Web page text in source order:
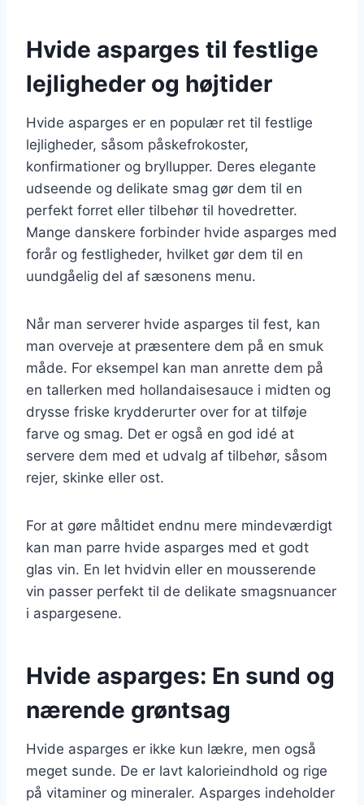
Hvide asparges til festlige
lejligheder og højtider
Hvide asparges er en populær ret til festlige
lejligheder, såsom påskefrokoster,
konfirmationer og bryllupper. Deres elegante
udseende og delikate smag gør dem til en
perfekt forret eller tilbehør til hovedretter.
Mange danskere forbinder hvide asparges med
forår og festligheder, hvilket gør dem til en
uundgåelig del af sæsonens menu.
Når man serverer hvide asparges til fest, kan
man overveje at præsentere dem på en smuk
måde. For eksempel kan man anrette dem på
en tallerken med hollandaisesauce i midten og
drysse friske krydderurter over for at tilføje
farve og smag. Det er også en god idé at
servere dem med et udvalg af tilbehør, såsom
rejer, skinke eller ost.
For at gøre måltidet endnu mere mindeværdigt
kan man parre hvide asparges med et godt
glas vin. En let hvidvin eller en mousserende
vin passer perfekt til de delikate smagsnuancer
i aspargesene.
Hvide asparges: En sund og
nærende grøntsag
Hvide asparges er ikke kun lækre, men også
meget sunde. De er lavt kalorieindhold og rige
på vitaminer og mineraler. Asparges indeholder